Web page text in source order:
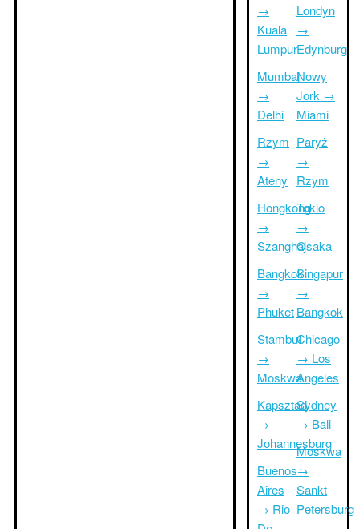
→
Kuala
Lumpur
Mumbaj
→
Delhi
Rzym
→
Ateny
Hongkong
→
Szanghaj
Bangkok
→
Phuket
Stambuł
→
Moskwa
Kapsztad
→
Johannesburg
Buenos
Aires
→ Rio
Londyn
→
Edynburg
Nowy
Jork →
Miami
Paryż
→
Rzym
Tokio
→
Osaka
Singapur
→
Bangkok
Chicago
→ Los
Angeles
Sydney
→ Bali
Moskwa
→
Sankt
Petersburg